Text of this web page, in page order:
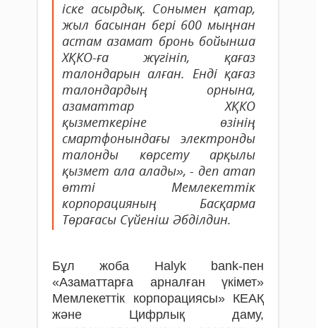
іске асырдық. Сонымен қатар,
жыл басынан бері 600 мыңнан
астам азамат бронь бойынша
ХҚКО-ға жүгініп, қағаз
талондарын алған. Енді қағаз
талондардың орнына,
азаматтар ХҚКО
қызметкеріне өзінің
смартфонындағы электронды
талонды көрсету арқылы
қызмет ала алады», - деп атап
өтті Мемлекеттік
корпорацияның Басқарма
Төрағасы Сүйеніш Әбділдин.
Бұл жоба Halyk bank-пен
«Азаматтарға арналған үкімет»
Мемлекеттік корпорациясы» КЕАҚ
және Цифрлық даму,